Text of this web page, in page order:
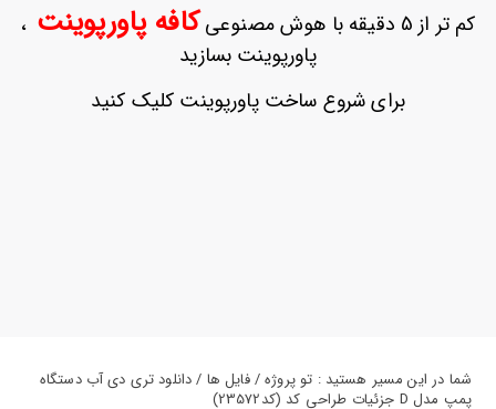
ثبت
بازیابی
کم تر از 5 دقیقه با هوش مصنوعی کافه پاورپوینت ،
پاورپوینت بسازید
برای شروع ساخت پاورپوینت کلیک کنید
شما در این مسیر هستید : تو پروژه / فایل ها / دانلود تری دی آب دستگاه
پمپ مدل D جزئیات طراحی کد (کد23572)